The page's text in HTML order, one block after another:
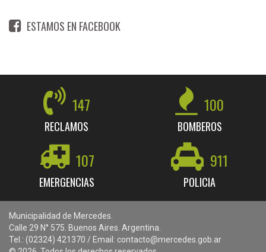
ESTAMOS EN FACEBOOK
147
RECLAMOS
100
BOMBEROS
107
EMERGENCIAS
911
POLICIA
Municipalidad de Mercedes.
Calle 29 N° 575. Buenos Aires. Argentina.
Tel.: (02324) 421370 / Email: contacto@mercedes.gob.ar